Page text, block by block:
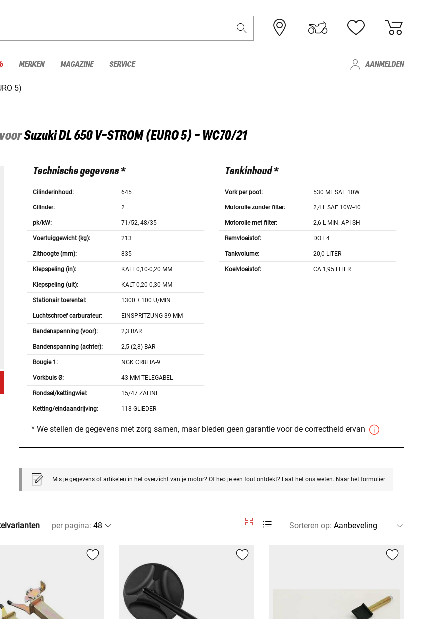
MERKEN MAGAZINE SERVICE AANMELDEN
5)
SuzukiDL 650 V-STROM (EURO 5) - WC70/21
Technische gegevens *
Cilinderinhoud: 645
Cilinder: 2
pk/kW: 71/52, 48/35
Voertuiggewicht (kg): 213
Zithoogte (mm): 835
Klepspeling (in): KALT 0,10-0,20 MM
Klepspeling (uit): KALT 0,20-0,30 MM
Stationair toerental: 1300 ± 100 U/MIN
Luchtschroef carburateur: EINSPRITZUNG 39 MM
Bandenspanning (voor): 2,3 BAR
Bandenspanning (achter): 2,5 (2,8) BAR
Bougie 1: NGK CR8EIA-9
Vorkbuis Ø: 43 MM TELEGABEL
Rondsel/kettingwiel: 15/47 ZÄHNE
Ketting/eindaandrijving: 118 GLIEDER
Tankinhoud *
Vork per poot: 530 ML SAE 10W
Motorolie zonder filter: 2,4 L SAE 10W-40
Motorolie met filter: 2,6 L MIN. API SH
Remvloeistof: DOT 4
Tankvolume: 20,0 LITER
Koelvloeistof: CA.1,95 LITER
* We stellen de gegevens met zorg samen, maar bieden geen garantie voor de correctheid ervan
Mis je gegevens of artikelen in het overzicht van je motor? Of heb je een fout ontdekt? Laat het ons weten. Naar het formulier
per pagina: Sorteren op: